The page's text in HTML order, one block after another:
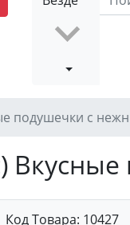
подушечки с
Код Товара: 10427